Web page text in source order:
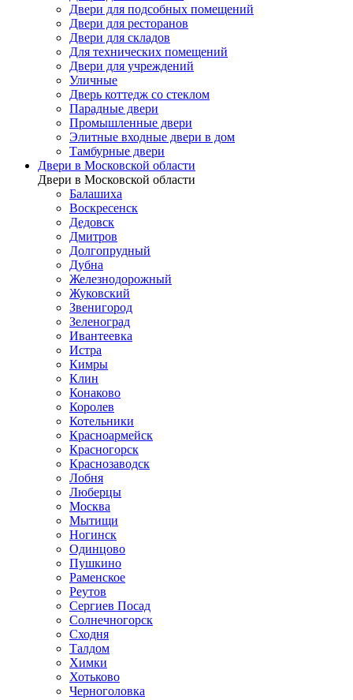
Двери для подсобных помещений
Двери для ресторанов
Двери для складов
Для технических помещений
Двери для учреждений
Уличные
Дверь коттедж со стеклом
Парадные двери
Промышленные двери
Элитные входные двери в дом
Тамбурные двери
Двери в Московской области
Двери в Московской области
Балашиха
Воскресенск
Дедовск
Дмитров
Долгопрудный
Дубна
Железнодорожный
Жуковский
Звенигород
Зеленоград
Ивантеевка
Истра
Кимры
Клин
Конаково
Королев
Котельники
Красноармейск
Красногорск
Краснозаводск
Лобня
Люберцы
Москва
Мытищи
Ногинск
Одинцово
Пушкино
Раменское
Реутов
Сергиев Посад
Солнечногорск
Сходня
Талдом
Химки
Хотьково
Черноголовка